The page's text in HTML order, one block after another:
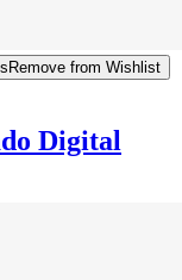
Remove from Wishlist
Digital